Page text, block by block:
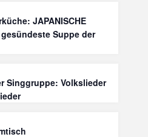
JAPANISCHE
gesündeste Suppe der
Singgruppe: Volkslieder